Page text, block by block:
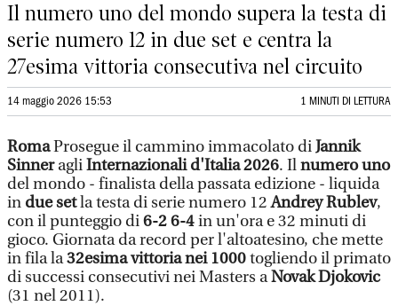
Il numero uno del mondo supera la testa di
serie numero 12 in due set e centra la
27esima vittoria consecutiva nel circuito
14 maggio 2026 15:53 1 MINUTI DI LETTURA
RomaProsegue il cammino immacolato diJannik
SinneragliInternazionali d'Italia 2026. Ilnumero uno
del mondo - finalista della passata edizione - liquida
in due setla testa di serie numero 12Andrey Rublev,
con il punteggio di6-2 6-4in un'ora e 32 minuti di
gioco. Giornata da record per l'altoatesino, che mette
in fila la32esima vittoria nei 1000togliendo il primato
di successi consecutivi nei Masters aNovak Djokovic
(31 nel 2011).